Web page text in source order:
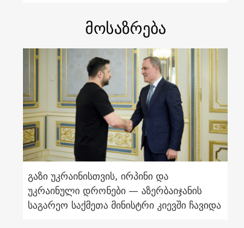
მოსაზრება
გაზი უკრაინისთვის, ირპინი და
უკრაინული დრონები — აზერბაიჯანის
საგარეო საქმეთა მინისტრი კიევში ჩავიდა